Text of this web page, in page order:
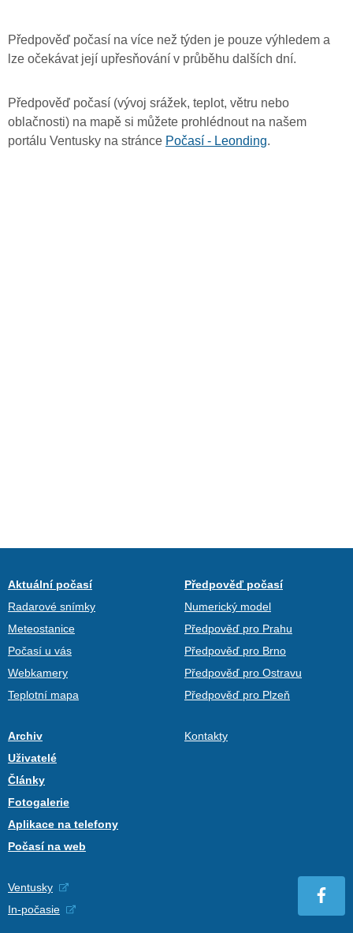
Předpověď počasí na více než týden je pouze výhledem a
lze očekávat její upřesňování v průběhu dalších dní.
Předpověď počasí (vývoj srážek, teplot, větru nebo
oblačnosti) na mapě si můžete prohlédnout na našem
portálu Ventusky na stránce Počasí - Leonding.
Aktuální počasí
Radarové snímky
Meteostanice
Počasí u vás
Webkamery
Teplotní mapa
Předpověď počasí
Numerický model
Předpověď pro Prahu
Předpověď pro Brno
Předpověď pro Ostravu
Předpověď pro Plzeň
Archiv
Uživatelé
Články
Fotogalerie
Aplikace na telefony
Počasí na web
Kontakty
Ventusky
In-počasie